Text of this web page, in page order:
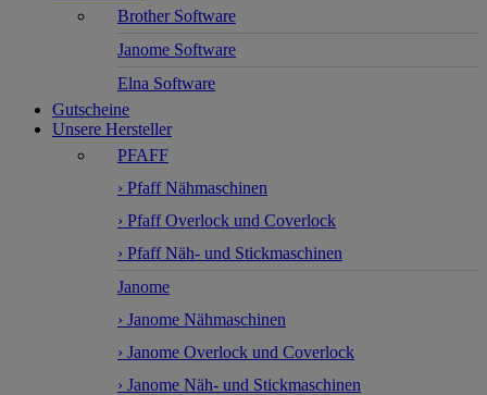
Brother Software
Janome Software
Elna Software
Gutscheine
Unsere Hersteller
PFAFF
› Pfaff Nähmaschinen
› Pfaff Overlock und Coverlock
› Pfaff Näh- und Stickmaschinen
Janome
› Janome Nähmaschinen
› Janome Overlock und Coverlock
› Janome Näh- und Stickmaschinen